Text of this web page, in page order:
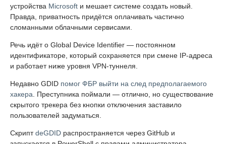
устройства Microsoft и мешает системе создать новый.
Правда, приватность придётся оплачивать частично
сломанными облачными сервисами.
Речь идёт о Global Device Identifier — постоянном
идентификаторе, который сохраняется при смене IP-адреса
и работает ниже уровня VPN-туннеля.
Недавно GDID помог ФБР выйти на след предполагаемого
хакера . Преступника поймали — отлично, но существование
скрытого трекера без кнопки отключения заставило
пользователей задуматься.
СкриптdeGDID распространяется через GitHub и